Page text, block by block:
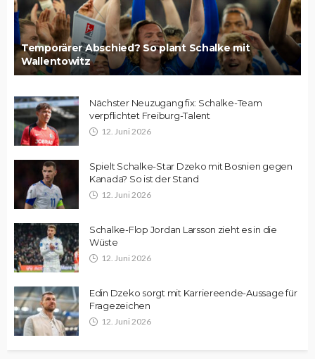
Temporärer Abschied? So plant Schalke mit
Wallentowitz
Nächster Neuzugang fix: Schalke-Team
verpflichtet Freiburg-Talent
12. Juni 2026
Spielt Schalke-Star Dzeko mit Bosnien gegen
Kanada? So ist der Stand
12. Juni 2026
Schalke-Flop Jordan Larsson zieht es in die
Wüste
12. Juni 2026
Edin Dzeko sorgt mit Karriereende-Aussage für
Fragezeichen
12. Juni 2026